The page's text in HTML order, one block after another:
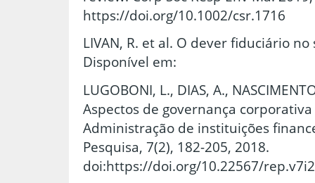
https://doi.org/10.1002/csr.1716
LIVAN, R. et al. O dever fiduciário no
Disponível em:
LUGOBONI, L., DIAS, A.,
Aspectos de governança
Administração de instituições
Pesquisa, 7(2), 182-205, 2018.
doi:https://doi.org/10.22567/